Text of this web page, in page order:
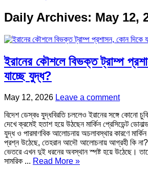
Daily Archives: May 12,
ইরানের কৌশলে বিভক্ত ট্রাম্প
যাচ্ছে যুদ্ধ?
May 12, 2026 Leave a comment
বিদেশ ডেস্কঃ যুদ্ধবিরতি চললেও ইরানের সঙ্গে কোনো
দেখে ক্রমেই হতাশ হয়ে উঠছেন মার্কিন প্রেসিডেন্ট
যুদ্ধ ও পারমাণবিক আলোচনায় অচলাবস্থার কারণে মার্কিন
প্রশ্ন উঠেছে, তেহরান আদৌ আলোচনায় আগ্রহী কি না?
ভেতরে এখন দুই ধরনের অবস্থান স্পষ্ট হয়ে উঠেছে।
সামরিক ... Read More »